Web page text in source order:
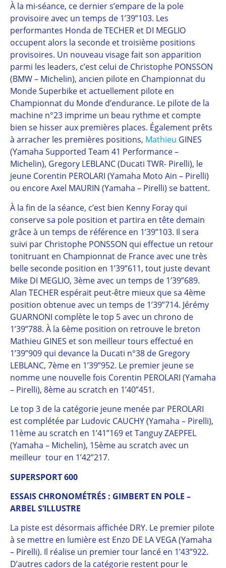
À la mi-séance, ce dernier s’empare de la pole
provisoire avec un temps de 1’39”103. Les
performantes Honda de TECHER et DI MEGLIO
occupent alors la seconde et troisième positions
provisoires. Un nouveau visage fait son apparition
parmi les leaders, c’est celui de Christophe PONSSON
(BMW – Michelin), ancien pilote en Championnat du
Monde Superbike et actuellement pilote en
Championnat du Monde d’endurance. Le pilote de la
machine n°23 imprime un beau rythme et compte
bien se hisser aux premières places. Également prêts
à arracher les premières positions, Mathieu GINES
(Yamaha Supported Team 41 Performance –
Michelin), Gregory LEBLANC(Ducati TWR- Pirelli), le
jeune Corentin PEROLARI (Yamaha Moto Ain – Pirelli)
ou encore Axel MAURIN (Yamaha – Pirelli) se battent.
À la fin de la séance, c’est bien Kenny Foray qui
conserve sa pole position et partira en tête demain
grâce à un temps de référence en 1’39”103. Il sera
suivi par Christophe PONSSON qui effectue un retour
tonitruant en Championnat de France avec une très
belle seconde position en 1’39”611, tout juste devant
Mike DI MEGLIO, 3ème avec un temps de 1’39”689.
Alan TECHER espérait peut-être mieux que sa 4ème
position obtenue avec un temps de 1’39”714. Jérémy
GUARNONI complète le top 5 avec un chrono de
1’39”788. À la 6ème position on retrouve le breton
Mathieu GINES et son meilleur tours effectué en
1’39”909 qui devance la Ducati n°38 de Gregory
LEBLANC, 7ème en 1’39”952. Le premier jeune se
nomme une nouvelle fois Corentin PEROLARI (Yamaha
– Pirelli), 8ème au scratch en 1’40”451.
Le top 3 de la catégorie jeune menée par PEROLARI
est complétée par Ludovic CAUCHY (Yamaha – Pirelli),
11ème au scratch en 1’41”169 et Tanguy ZAEPFEL
(Yamaha – Michelin), 15ème au scratch avec un
meilleur tour en 1’42”217.
SUPERSPORT 600
ESSAIS CHRONOMÉTRÉS : GIMBERT EN POLE –
ARBEL S‘ILLUSTRE
La piste est désormais affichée DRY. Le premier pilote
à se mettre en lumière est Enzo DE LA VEGA (Yamaha
– Pirelli). Il réalise un premier tour lancé en 1’43”922.
D’autres cadors de la catégorie restent pour le